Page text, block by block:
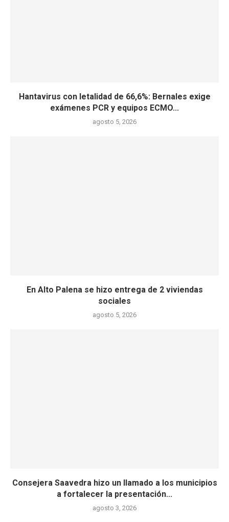
Hantavirus con letalidad de 66,6%: Bernales exige
exámenes PCR y equipos ECMO...
agosto 5, 2026
En Alto Palena se hizo entrega de 2 viviendas
sociales
agosto 5, 2026
Consejera Saavedra hizo un llamado a los municipios
a fortalecer la presentación...
agosto 3, 2026